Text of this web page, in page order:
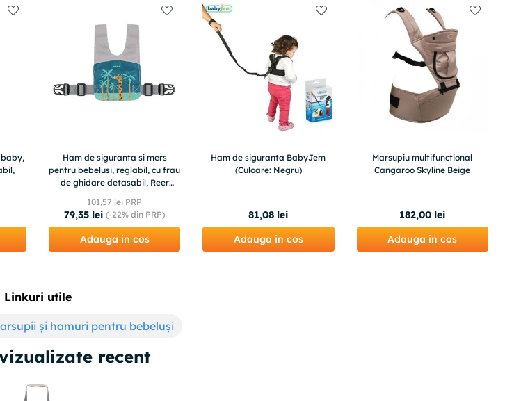
Ham de siguranta si mers
pentru bebelusi, reglabil, cu frau
de ghidare detasabil, Reer
101,57 lei PRP
79,35 lei (-22% din PRP)
Adauga in cos
Ham de siguranta BabyJem
(Culoare: Negru)
81,08 lei
Adauga in cos
Marsupiu multifunctional
Cangaroo Skyline Beige
182,00 lei
Adauga in cos
Linkuri utile
și hamuri pentru bebeluși
recent